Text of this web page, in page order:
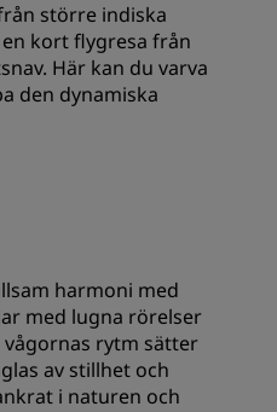
större indiska
kort flygresa från
Här kan du varva
den dynamiska
harmoni med
med lugna rörelser
rytm sätter
av stillhet och
i naturen och